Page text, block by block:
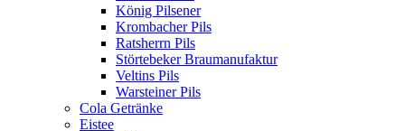
König Pilsener
Krombacher Pils
Ratsherrn Pils
Störtebeker Braumanufaktur
Veltins Pils
Warsteiner Pils
Cola Getränke
Eistee